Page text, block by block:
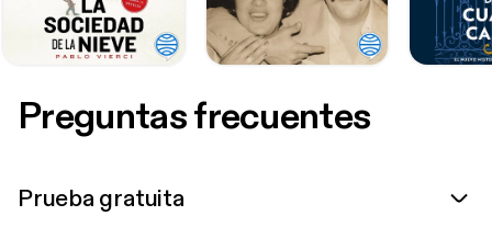
Preguntas frecuentes
Prueba gratuita